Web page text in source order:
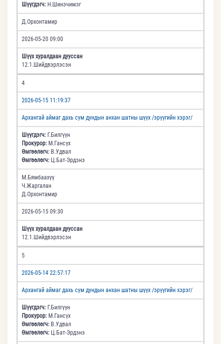
Шүүгдэгч: Н.Шинэчимэг
Д.Орхонтамир
2026-05-20 09:00
Шүүх хуралдаан дууссан
12.1.Шийдвэрлэсэн
4
2026-05-15 11:19:37
Архангай аймаг дахь сум дундын анхан шатны шүүх /эрүүгийн хэрэг/
Шүүгдэгч: Г.Билгүүн
Прокурор: М.Гансүх
Өмгөөлөгч: В.Удвал
Өмгөөлөгч: Ц.Бат-Эрдэнэ
М.Бямбаахүү
Ч.Жаргалан
Д.Орхонтамир
2026-05-15 09:30
Шүүх хуралдаан дууссан
12.1.Шийдвэрлэсэн
5
2026-05-14 22:57:17
Архангай аймаг дахь сум дундын анхан шатны шүүх /эрүүгийн хэрэг/
Шүүгдэгч: Г.Билгүүн
Прокурор: М.Гансүх
Өмгөөлөгч: В.Удвал
Өмгөөлөгч: Ц.Бат-Эрдэнэ